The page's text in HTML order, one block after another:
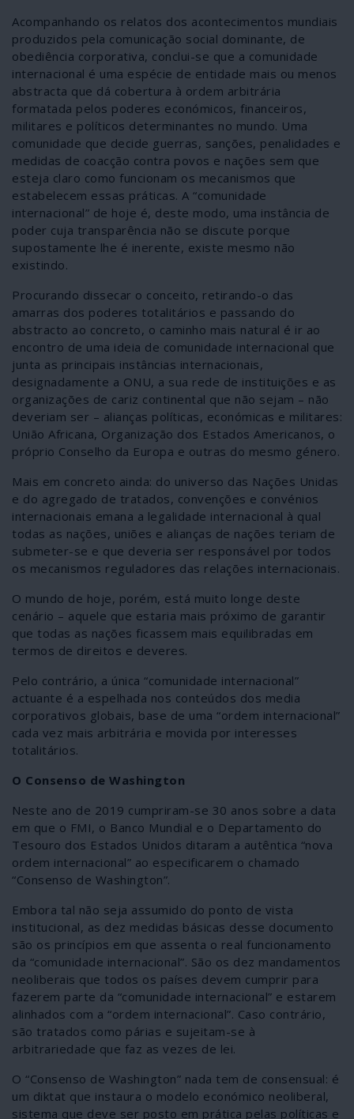
Acompanhando os relatos dos acontecimentos mundiais
produzidos pela comunicação social dominante, de
obediência corporativa, conclui-se que a comunidade
internacional é uma espécie de entidade mais ou menos
abstracta que dá cobertura à ordem arbitrária
formatada pelos poderes económicos, financeiros,
militares e políticos determinantes no mundo. Uma
comunidade que decide guerras, sanções, penalidades e
medidas de coacção contra povos e nações sem que
esteja claro como funcionam os mecanismos que
estabelecem essas práticas. A “comunidade
internacional” de hoje é, deste modo, uma instância de
poder cuja transparência não se discute porque
supostamente lhe é inerente, existe mesmo não
existindo.
Procurando dissecar o conceito, retirando-o das
amarras dos poderes totalitários e passando do
abstracto ao concreto, o caminho mais natural é ir ao
encontro de uma ideia de comunidade internacional que
junta as principais instâncias internacionais,
designadamente a ONU, a sua rede de instituições e as
organizações de cariz continental que não sejam – não
deveriam ser – alianças políticas, económicas e militares:
União Africana, Organização dos Estados Americanos, o
próprio Conselho da Europa e outras do mesmo género.
Mais em concreto ainda: do universo das Nações Unidas
e do agregado de tratados, convenções e convénios
internacionais emana a legalidade internacional à qual
todas as nações, uniões e alianças de nações teriam de
submeter-se e que deveria ser responsável por todos
os mecanismos reguladores das relações internacionais.
O mundo de hoje, porém, está muito longe deste
cenário – aquele que estaria mais próximo de garantir
que todas as nações ficassem mais equilibradas em
termos de direitos e deveres.
Pelo contrário, a única “comunidade internacional”
actuante é a espelhada nos conteúdos dos media
corporativos globais, base de uma “ordem internacional”
cada vez mais arbitrária e movida por interesses
totalitários.
O Consenso de Washington
Neste ano de 2019 cumpriram-se 30 anos sobre a data
em que o FMI, o Banco Mundial e o Departamento do
Tesouro dos Estados Unidos ditaram a autêntica “nova
ordem internacional” ao especificarem o chamado
“Consenso de Washington”.
Embora tal não seja assumido do ponto de vista
institucional, as dez medidas básicas desse documento
são os princípios em que assenta o real funcionamento
da “comunidade internacional”. São os dez mandamentos
neoliberais que todos os países devem cumprir para
fazerem parte da “comunidade internacional” e estarem
alinhados com a “ordem internacional”. Caso contrário,
são tratados como párias e sujeitam-se à
arbitrariedade que faz as vezes de lei.
O “Consenso de Washington” nada tem de consensual: é
um diktat que instaura o modelo económico neoliberal,
sistema que deve ser posto em prática pelas políticas e